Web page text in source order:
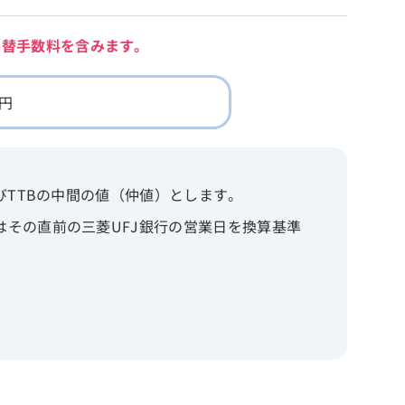
手数料を含みます。
の中間の値（仲値）とします。
の直前の三菱UFJ銀行の営業日を換算基準